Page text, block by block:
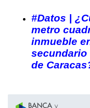
#Datos |
metro
inmueble
secundario
de